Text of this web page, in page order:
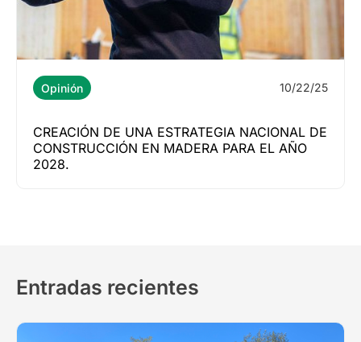
Opinión 10/22/25
CREACIÓN DE UNA ESTRATEGIA NACIONAL DE
CONSTRUCCIÓN EN MADERA PARA EL AÑO
2028.
Entradas recientes